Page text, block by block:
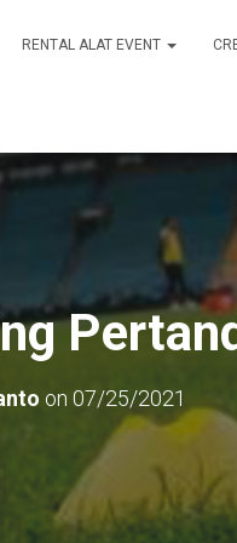
RENTAL ALAT EVENT
on 07/25/2021